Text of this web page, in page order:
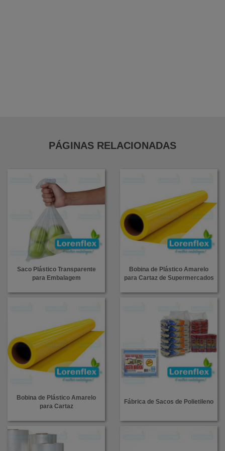
PÁGINAS RELACIONADAS
Saco Plástico Transparente
para Embalagem
Bobina de Plástico Amarelo
para Cartaz de Supermercados
Bobina de Plástico Amarelo
para Cartaz
Fábrica de Sacos de Polietileno